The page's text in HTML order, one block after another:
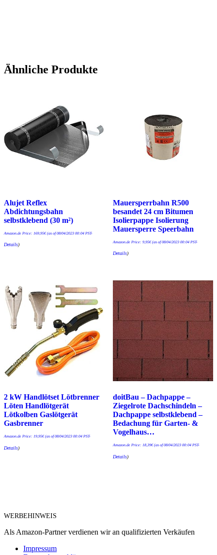
Ähnliche Produkte
Alujet Reflex
Abdichtungsbahn
selbstklebend (30 m²)
Amazon.de Price: 169,95€(as of 08/04/2023 00:04 PST-
Details)
Mauersperrbahn R500
besandet 24 cm Bitumen
Isolierpappe Isolierung
Mauersperre Speerbahn
Amazon.de Price: 9,95€(as of 08/04/2023 00:04 PST-
Details)
2 kW Handlötset Lötbrenner
Löten Handlötgerät
Lötkolben Gaslötgerät
Gasbrenner
Amazon.de Price: 19,95€(as of 08/04/2023 00:04 PST-
Details)
doitBau – Dachpappe –
Ziegelrote Dachschindeln –
Dachpappe selbstklebend –
Bedachung für Garten- &
Vogelhaus…
Amazon.de Price: 18,39€(as of 08/04/2023 00:04 PST-
Details)
WERBEHINWEIS
Als Amazon-Partner verdienen wir an qualifizierten Verkäufen
Impressum